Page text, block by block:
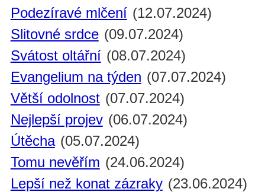
Podezíravé mlčení (12.07.2024)
Slitovné srdce (09.07.2024)
Svátost oltářní (08.07.2024)
Evangelium na týden (07.07.2024)
Větší odolnost (07.07.2024)
Nejlepší projev (06.07.2024)
Útěcha (05.07.2024)
Tomu nevěřím (24.06.2024)
Lepší než konat zázraky (23.06.2024)